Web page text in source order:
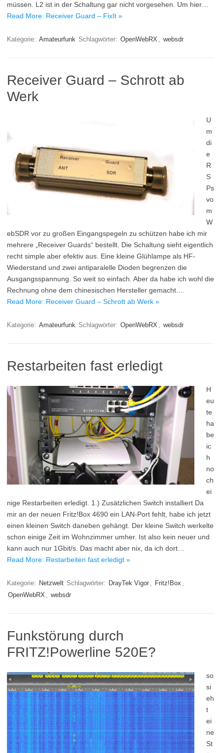
müssen. L2 ist in der Schaltung gar nicht vorgesehen. Um hier…
Read More: Receiver Guard – FixIt »
Kategorie: Amateurfunk Schlagwörter: OpenWebRX , websdr
Receiver Guard – Schrott ab
Werk
U
m
di
e
R
S
Ps
vo
m
W
ebSDR vor zu großen Eingangspegeln zu schützen habe ich mir
mehrere „Receiver Guards“ bestellt. Die Schaltung sieht eigentlich
recht simple aber efektiv aus. Eine kleine Glühlampe als HF-
Wiederstand und zwei antiparalelle Dioden begrenzen die
Ausgangsspannung. So weit so einfach. Aber da habe ich wohl die
Rechnung ohne dem chinesischen Hersteller gemacht.…
Read More: Receiver Guard – Schrott ab Werk »
Kategorie: Amateurfunk Schlagwörter: OpenWebRX , websdr
Restarbeiten fast erledigt
H
eu
te
ha
be
ic
h
no
ch
ei
nige Restarbeiten erledigt. 1.) Zusätzlichen Switch installiert Da
mir an der neuen Fritz!Box 4690 ein LAN-Port fehlt, habe ich jetzt
einen kleinen Switch daneben gehängt. Der kleine Switch werkelte
schon einige Zeit im Wohnzimmer umher. Ist also kein neuer und
kann auch nur 1Gbit/s. Das macht aber nix, da ich dort…
Read More: Restarbeiten fast erledigt »
Kategorie: Netzwelt Schlagwörter: DrayTek Vigor , Fritz!Box ,
OpenWebRX , websdr
Funkstörung durch
FRITZ!Powerline 520E?
so
si
eh
t
ei
ne
St